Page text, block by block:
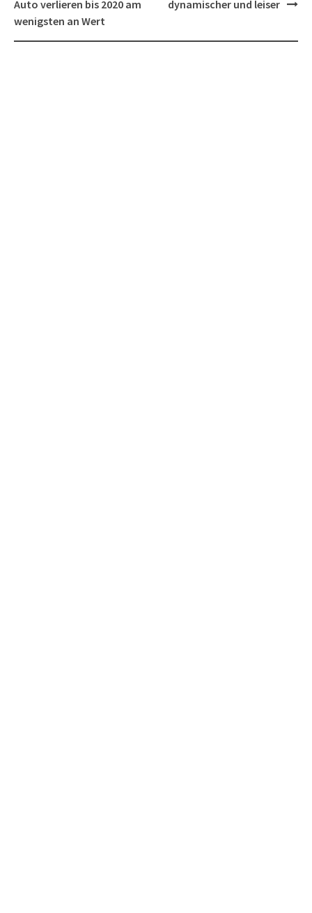
navigation
Auto verlieren bis 2020 am
wenigsten an Wert
dynamischer und leiser